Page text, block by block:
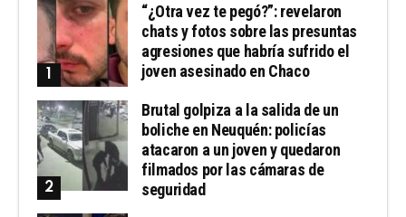
“¿Otra vez te pegó?”: revelaron
chats y fotos sobre las presuntas
agresiones que habría sufrido el
joven asesinado en Chaco
Brutal golpiza a la salida de un
boliche en Neuquén: policías
atacaron a un joven y quedaron
filmados por las cámaras de
seguridad